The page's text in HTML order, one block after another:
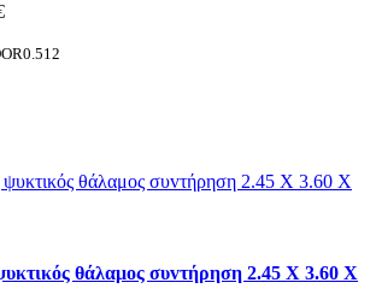
θάλαμος συvτήρηση 2.45 X 3.60 X